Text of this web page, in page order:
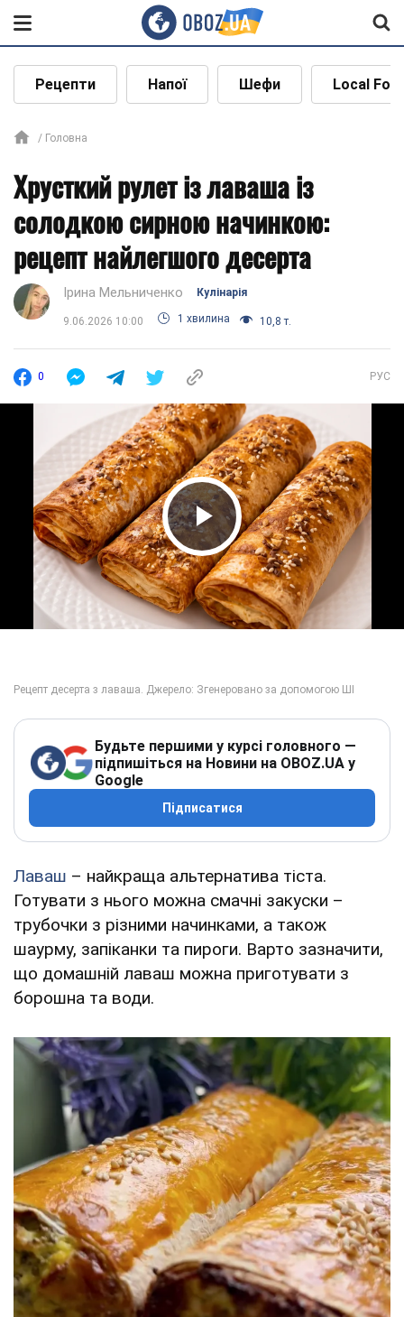
Рецепти Напої Шефи Local
Головна
Хрусткий рулет із лаваша із
солодкою сирною начинкою:
рецепт найлегшого десерта
Ірина Мельниченко Кулінарія
9.06.2026 10:00 1 хвилина 10,8 т.
0 РУС
Play Video
Будьте першими у курсі головного —
підпишіться на Новини на OBOZ.UA у
Google
Підписатися
Лаваш – найкраща альтернатива тіста.
Готувати з нього можна смачні закуски –
трубочки з різними начинками, а також
шаурму, запіканки та пироги. Варто зазначити,
що домашній лаваш можна приготувати з
борошна та води.